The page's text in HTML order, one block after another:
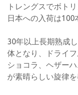
トレングスでボトリ
日本への入荷は100
30年以上長期熟成
体となり、ドライ
ショコラ、ヘザー
が素晴らしい旋律を